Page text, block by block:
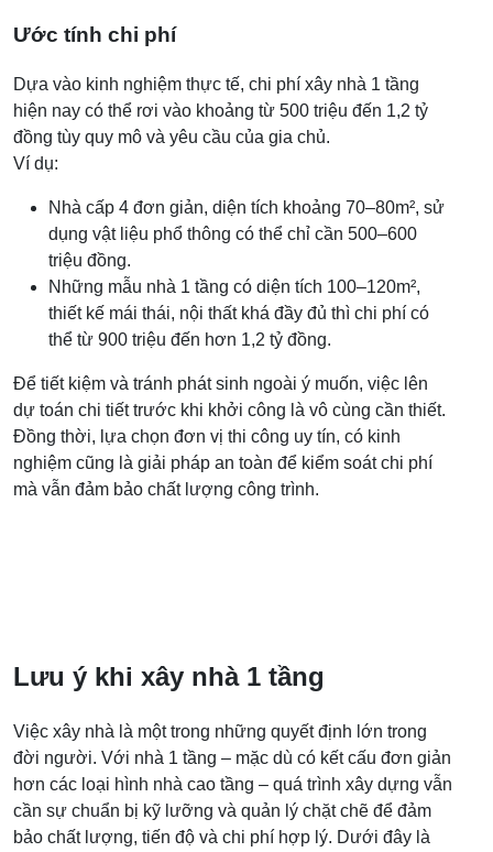
Ước tính chi phí
Dựa vào kinh nghiệm thực tế, chi phí xây nhà 1 tầng
hiện nay có thể rơi vào khoảng từ 500 triệu đến 1,2 tỷ
đồng tùy quy mô và yêu cầu của gia chủ.
Ví dụ:
Nhà cấp 4 đơn giản, diện tích khoảng 70–80m², sử
dụng vật liệu phổ thông có thể chỉ cần 500–600
triệu đồng.
Những mẫu nhà 1 tầng có diện tích 100–120m²,
thiết kế mái thái, nội thất khá đầy đủ thì chi phí có
thể từ 900 triệu đến hơn 1,2 tỷ đồng.
Để tiết kiệm và tránh phát sinh ngoài ý muốn, việc lên
dự toán chi tiết trước khi khởi công là vô cùng cần thiết.
Đồng thời, lựa chọn đơn vị thi công uy tín, có kinh
nghiệm cũng là giải pháp an toàn để kiểm soát chi phí
mà vẫn đảm bảo chất lượng công trình.
Lưu ý khi xây nhà 1 tầng
Việc xây nhà là một trong những quyết định lớn trong
đời người. Với nhà 1 tầng – mặc dù có kết cấu đơn giản
hơn các loại hình nhà cao tầng – quá trình xây dựng vẫn
cần sự chuẩn bị kỹ lưỡng và quản lý chặt chẽ để đảm
bảo chất lượng, tiến độ và chi phí hợp lý. Dưới đây là